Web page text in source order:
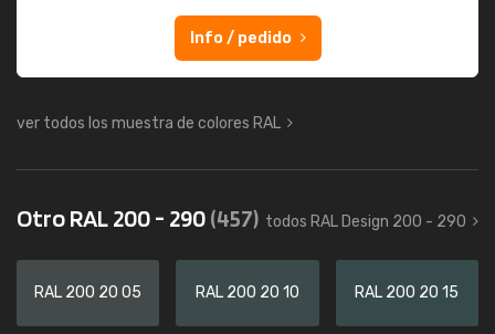
Info / pedido
ver todos los muestra de colores RAL
Otro RAL 200 - 290(457) todos RAL Design 200 - 290
RAL 200 20 05 RAL 200 20 10 RAL 200 20 15